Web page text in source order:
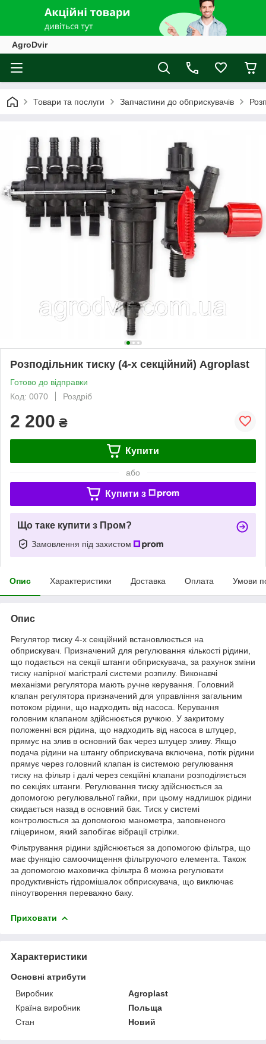
AgroDvir
Товари та послуги Запчастини до обприскувачів
Розподільник тиску (4-х секційний) Agroplast
Готово до відправки
Код: 0070
Роздріб
2 200 ₴
Купити
або
Купити з
Що таке купити з Пром?
Замовлення під захистом
Опис Характеристики Доставка Оплата Умови
Опис
Регулятор тиску 4-х секційний встановлюється на
обприскувач. Призначений для регулювання кількості рідини,
що подається на секції штанги обприскувача, за рахунок зміни
тиску напірної магістралі системи розпилу. Виконавчі
механізми регулятора мають ручне керування. Головний
клапан регулятора призначений для управління загальним
потоком рідини, що надходить від насоса. Керування
головним клапаном здійснюється ручкою. У закритому
положенні вся рідина, що надходить від насоса в штуцер,
прямує на злив в основний бак через штуцер зливу. Якщо
подача рідини на штангу обприскувача включена, потік рідини
прямує через головний клапан із системою регулювання
тиску на фільтр і далі через секційні клапани розподіляється
по секціях штанги. Регулювання тиску здійснюється за
допомогою регулювальної гайки, при цьому надлишок рідини
скидається назад в основний бак. Тиск у системі
контролюється за допомогою манометра, заповненого
гліцерином, який запобігає вібрації стрілки.
Фільтрування рідини здійснюється за допомогою фільтра, що
має функцію самоочищення фільтруючого елемента. Також
за допомогою маховичка фільтра 8 можна регулювати
продуктивність гідромішалок обприскувача, що виключає
піноутворення переважно баку.
Приховати
Характеристики
Основні атрибути
Виробник
Agroplast
Країна виробник
Польща
Стан
Новий